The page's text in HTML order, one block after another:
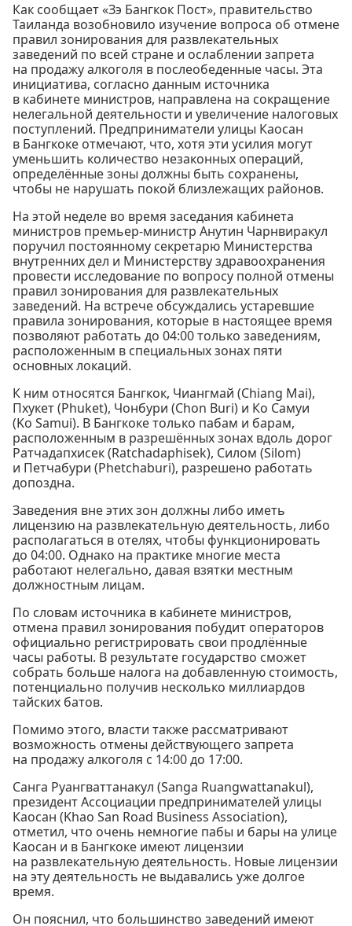
Как сообщает «Зэ Бангкок Пост», правительство
Таиланда возобновило изучение вопроса об отмене
правил зонирования для развлекательных
заведений по всей стране и ослаблении запрета
на продажу алкоголя в послеобеденные часы. Эта
инициатива, согласно данным источника
в кабинете министров, направлена на сокращение
нелегальной деятельности и увеличение налоговых
поступлений. Предприниматели улицы Каосан
в Бангкоке отмечают, что, хотя эти усилия могут
уменьшить количество незаконных операций,
определённые зоны должны быть сохранены,
чтобы не нарушать покой близлежащих районов.
На этой неделе во время заседания кабинета
министров премьер-министр Анутин Чарнвиракул
поручил постоянному секретарю Министерства
внутренних дел и Министерству здравоохранения
провести исследование по вопросу полной отмены
правил зонирования для развлекательных
заведений. На встрече обсуждались устаревшие
правила зонирования, которые в настоящее время
позволяют работать до 04:00 только заведениям,
расположенным в специальных зонах пяти
основных локаций.
К ним относятся Бангкок, Чиангмай (Chiang Mai),
Пхукет (Phuket), Чонбури (Chon Buri) и Ко Самуи
(Ko Samui). В Бангкоке только пабам и барам,
расположенным в разрешённых зонах вдоль дорог
Ратчадапхисек (Ratchadaphisek), Силом (Silom)
и Петчабури (Phetchaburi), разрешено работать
допоздна.
Заведения вне этих зон должны либо иметь
лицензию на развлекательную деятельность, либо
располагаться в отелях, чтобы функционировать
до 04:00. Однако на практике многие места
работают нелегально, давая взятки местным
должностным лицам.
По словам источника в кабинете министров,
отмена правил зонирования побудит операторов
официально регистрировать свои продлённые
часы работы. В результате государство сможет
собрать больше налога на добавленную стоимость,
потенциально получив несколько миллиардов
тайских батов.
Помимо этого, власти также рассматривают
возможность отмены действующего запрета
на продажу алкоголя с 14:00 до 17:00.
Санга Руангваттанакул (Sanga Ruangwattanakul),
президент Ассоциации предпринимателей улицы
Каосан (Khao San Road Business Association),
отметил, что очень немногие пабы и бары на улице
Каосан и в Бангкоке имеют лицензии
на развлекательную деятельность. Новые лицензии
на эту деятельность не выдавались уже долгое
время.
Он пояснил, что большинство заведений имеют